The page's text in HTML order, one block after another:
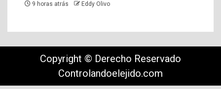
9 horas atrás Eddy Olivo
Copyright © Derecho Reservado
Controlandoelejido.com